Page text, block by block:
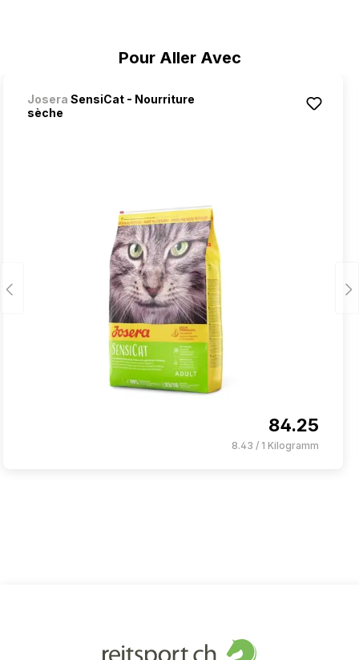
Pour Aller Avec
Josera SensiCat - Nourriture
sèche
84.25
8.43 / 1 Kilogramm